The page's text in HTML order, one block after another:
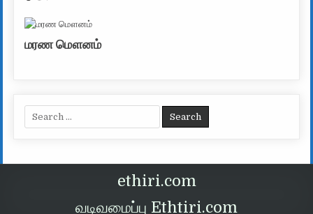
மரண மௌனம்
Search for:
ethiri.com
வடிவமைப்பு Ethtiri.com